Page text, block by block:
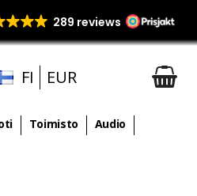
FI EUR
Toimisto Audio